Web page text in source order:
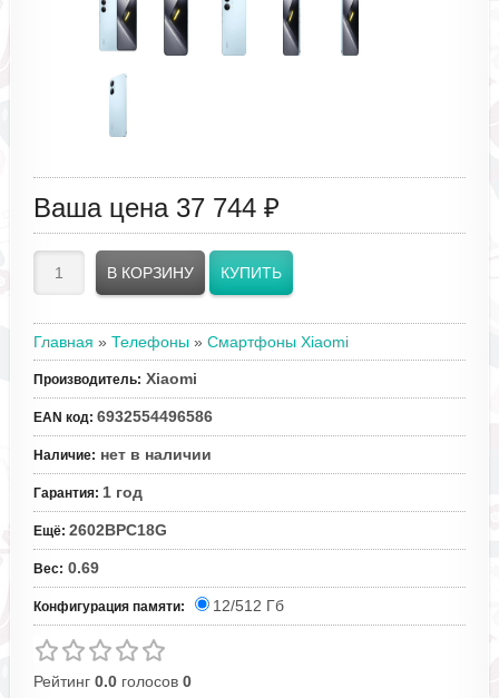
Ваша цена 37 744 ₽
Главная » Телефоны » Смартфоны Xiaomi
Производитель: Xiaomi
EAN код: 6932554496586
Наличие: нет в наличии
Гарантия: 1 год
Ещё: 2602BPC18G
Вес: 0.69
Конфигурация памяти: 12/512 Гб
Рейтинг 0.0голосов 0